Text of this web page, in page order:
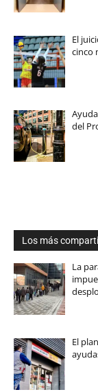
El
cinco
del
Los más
La
El